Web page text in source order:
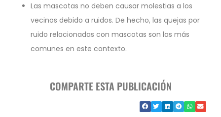
Las mascotas no deben causar molestias a los
vecinos debido a ruidos. De hecho, las quejas por
ruido relacionadas con mascotas son las más
comunes en este contexto.
COMPARTE ESTA PUBLICACIÓN